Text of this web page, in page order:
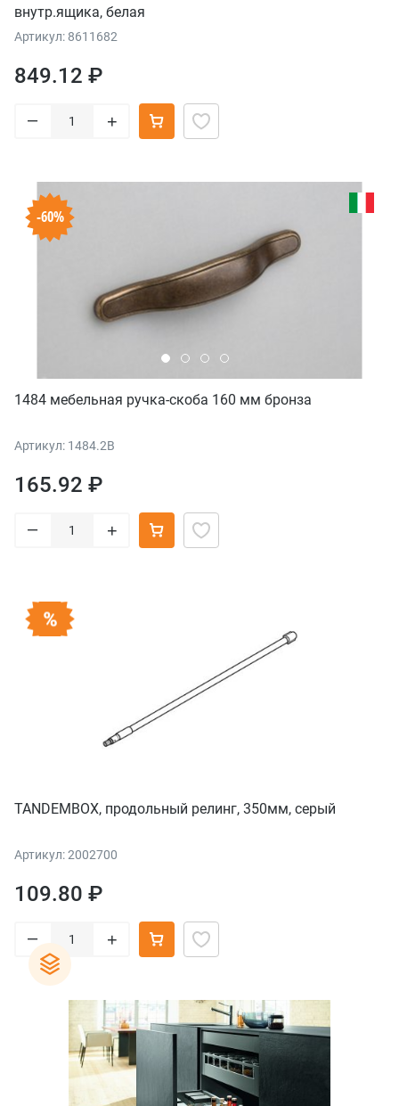
внутр.ящика, белая
Артикул: 8611682
849.12 ₽
– +
-60%
1484 мебельная ручка-скоба 160 мм бронза
Артикул: 1484.2B
165.92 ₽
– +
TANDEMBOX, продольный релинг, 350мм, серый
Артикул: 2002700
109.80 ₽
– +